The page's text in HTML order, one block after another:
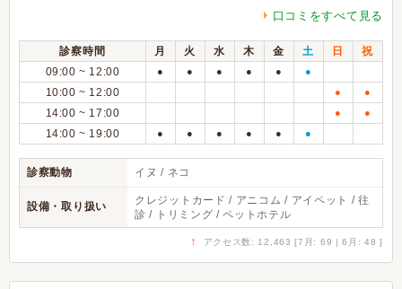
口コミをすべて見る
診察時間 月 火 水 木 金 土 日
祝
09:00 ~ 12:00
● ● ● ● ● ●
10:00 ~ 12:00 ● ●
14:00 ~ 17:00 ● ●
14:00 ~ 19:00 ● ● ● ● ● ●
診察動物 イヌ / ネコ
設備・取り扱い
クレジットカード / アニコム / アイペット / 往
診 / トリミング / ペットホテル
↑ アクセス数: 12,463 [7月: 69 | 6月: 48 ]